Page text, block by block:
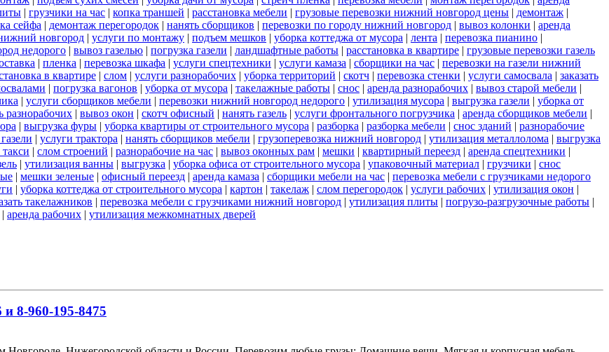
| грузчики на час | копка траншей | расстановка мебели | грузовые перевозки нижний новгород цены | демонтаж |
сейфа | демонтаж перегородок | нанять сборщиков | перевозки по городу нижний новгород | вывоз колонки | аренда
новгород | услуги по монтажу | подъем мешков | уборка коттеджа от мусора | лента | перевозка пианино |
недорого | вывоз газелью | погрузка газели | ландшафтные работы | расстановка в квартире | грузовые перевозки газель
| пленка | перевозка шкафа | услуги спецтехники | услуги камаза | сборщики на час | перевозки на газели нижний
в квартире | слом | услуги разнорабочих | уборка территорий | скотч | перевозка стенки | услуги самосвала | заказать
| погрузка вагонов | уборка от мусора | такелажные работы | снос | аренда разнорабочих | вывоз старой мебели |
| услуги сборщиков мебели | перевозки нижний новгород недорого | утилизация мусора | выгрузка газели | уборка от
разнорабочих | вывоз окон | скотч офисный | нанять газель | услуги фронтального погрузчика | аренда сборщиков мебели |
| выгрузка фуры | уборка квартиры от строительного мусора | разборка | разборка мебели | снос зданий | разнорабочие
| услуги трактора | нанять сборщиков мебели | грузоперевозка нижний новгород | утилизация металлолома | выгрузка
такси | слом строений | разнорабочие на час | вывоз оконных рам | мешки | квартирный переезд | аренда спецтехники |
| утилизация ванны | выгрузка | уборка офиса от строительного мусора | упаковочный материал | грузчики | снос
| мешки зеленые | офисный переезд | аренда камаза | сборщики мебели на час | перевозка мебели с грузчиками недорого
| уборка коттеджа от строительного мусора | картон | такелаж | слом перегородок | услуги рабочих | утилизация окон |
такелажников | перевозка мебели с грузчиками нижний новгород | утилизация плиты | погрузо-разгрузочные работы |
| аренда рабочих | утилизация межкомнатных дверей
8-960-195-8475